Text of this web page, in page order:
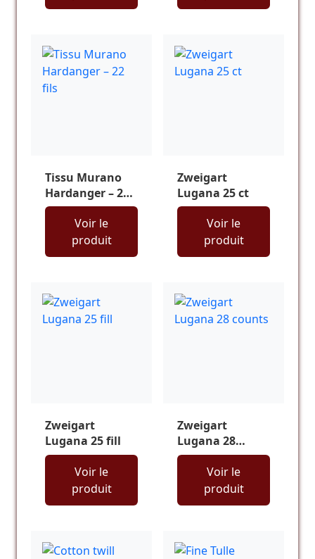
Tissu Murano
Hardanger – 22
fils
Voir le
produit
Zweigart
Lugana 25 ct
Voir le
produit
Zweigart
Lugana 25 fill
Voir le
produit
Zweigart
Lugana 28
counts
Voir le
produit